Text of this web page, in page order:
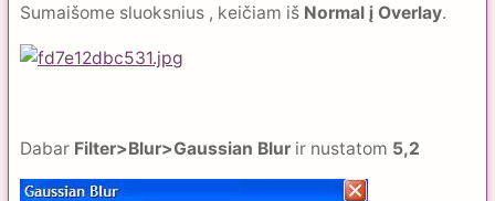
Sumaišome sluoksnius , keičiam iš Normal į Overlay.
Dabar Filter>Blur>Gaussian Blur ir nustatom 5,2